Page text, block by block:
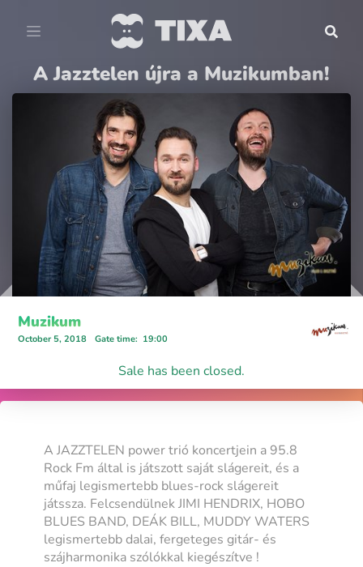
A Jazztelen újra a Muzikumban!
Muzikum
October 5, 2018 Gate time: 19:00
Sale has been closed.
A JAZZTELEN power trió koncertjein a 95.8
Rock Fm által is játszott saját slágereit, és a
műfaj legismertebb blues-rock slágereit
játssza. Felcsendülnek JIMI HENDRIX, HOBO
BLUES BAND, DEÁK BILL, MUDDY WATERS
legismertebb dalai, fergeteges gitár- és
szájharmonika szólókkal kiegészítve !